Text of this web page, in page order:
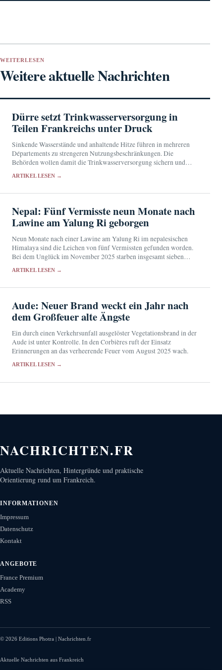
WEITERLESEN
Weitere aktuelle Nachrichten
Dürre setzt Trinkwasserversorgung in
Teilen Frankreichs unter Druck
Sinkende Wasserstände und anhaltende Hitze führen in mehreren
Départements zu strengeren Nutzungsbeschränkungen. Die
Behörden wollen damit die Trinkwasserversorgung sichern und
ARTIKEL LESEN →
Nepal: Fünf Vermisste neun Monate nach
Lawine am Yalung Ri geborgen
Neun Monate nach einer Lawine am Yalung Ri im nepalesischen
Himalaya sind die Leichen von fünf Vermissten gefunden worden.
Bei dem Unglück im November 2025 starben insgesamt sieben
ARTIKEL LESEN →
Aude: Neuer Brand weckt ein Jahr nach
dem Großfeuer alte Ängste
Ein durch einen Verkehrsunfall ausgelöster Vegetationsbrand in der
Aude ist unter Kontrolle. In den Corbières ruft der Einsatz
Erinnerungen an das verheerende Feuer vom August 2025 wach.
ARTIKEL LESEN →
NACHRICHTEN.FR
Aktuelle Nachrichten, Hintergründe und praktische
Orientierung rund um Frankreich.
INFORMATIONEN
Impressum
Datenschutz
Kontakt
ANGEBOTE
France Premium
Academy
RSS
© 2026 Editions Photra | Nachrichten.fr
Aktuelle Nachrichten aus Frankreich